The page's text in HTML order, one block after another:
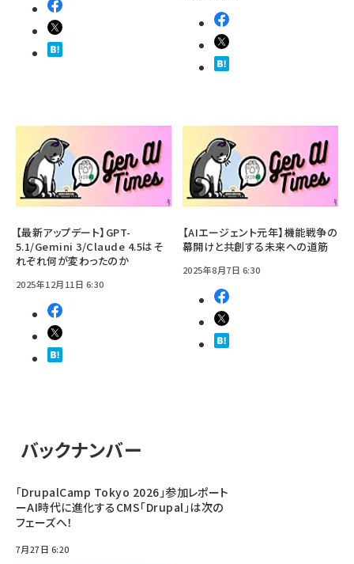
【最新アップデート】GPT-
5.1/Gemini 3/Claude 4.5はそ
れぞれ何が変わったのか
2025年12月11日 6:30
【AIエージェント元年】機能戦争の
幕開けと共創する未来への道筋
2025年8月7日 6:30
バックナンバー
「DrupalCamp Tokyo 2026」参加レポート
ーAI時代に進化するCMS「Drupal」は次の
フェーズへ！
7月27日 6:20